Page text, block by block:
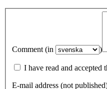
Comment (in )
I have read and accepted
E-mail address (not